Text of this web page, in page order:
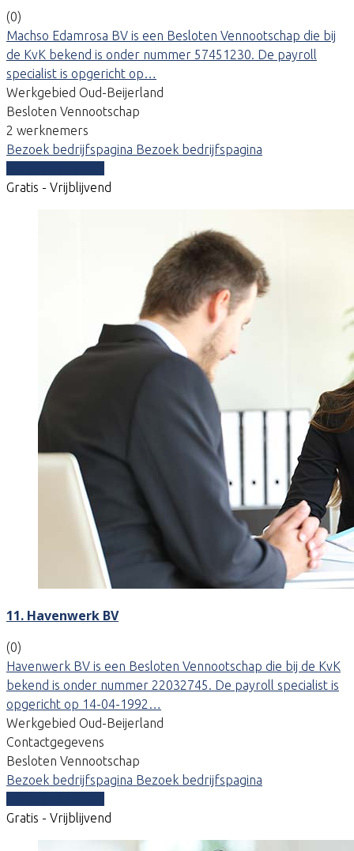
(0)
Machso Edamrosa BV is een Besloten Vennootschap die bij
de KvK bekend is onder nummer 57451230. De payroll
specialist is opgericht op…
Werkgebied Oud-Beijerland
Besloten Vennootschap
2 werknemers
Bezoek bedrijfspagina Bezoek bedrijfspagina
Gratis - Vrijblijvend
11. Havenwerk BV
(0)
Havenwerk BV is een Besloten Vennootschap die bij de KvK
bekend is onder nummer 22032745. De payroll specialist is
opgericht op 14-04-1992…
Werkgebied Oud-Beijerland
Contactgegevens
Besloten Vennootschap
Bezoek bedrijfspagina Bezoek bedrijfspagina
Gratis - Vrijblijvend